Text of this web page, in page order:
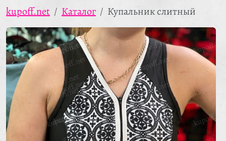
kupoff.net Каталог Купальник слитный